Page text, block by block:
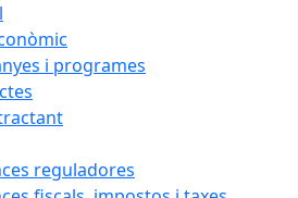
i programes
reguladores